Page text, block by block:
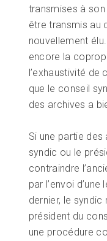
transmises à
être transmis au
nouvellement
encore la
l’exhaustivité
que le conseil
des archives a
Si une partie des
syndic ou le
contraindre
par l’envoi
dernier, le syndic
président du
une procédure